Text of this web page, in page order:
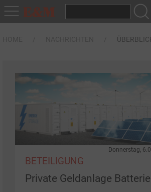
Donnerstag,
BETEILIGUNG
Private Geldanlage